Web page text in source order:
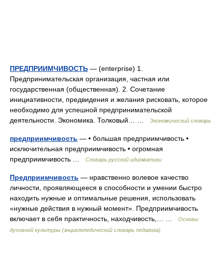
ПРЕДПРИИМЧИВОСТЬ — (enterprise) 1.
Предпринимательская организация, частная или
государственная (общественная). 2. Сочетание
инициативности, предвидения и желания рисковать, которое
необходимо для успешной предпринимательской
деятельности. Экономика. Толковый… …
Экономический словарь
предприимчивость — • большая предприимчивость •
исключительная предприимчивость • огромная
предприимчивость …
Словарь русской идиоматики
Предприимчивость — нравственно волевое качество
личности, проявляющееся в способности и умении быстро
находить нужные и оптимальные решения, использовать
«нужные действия в нужный момент». Предприимчивость
включает в себя практичность, находчивость,… …
Основы
духовной культуры (энциклопедический словарь педагога)